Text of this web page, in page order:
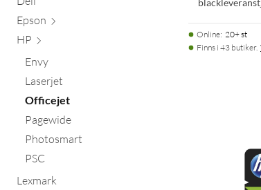
Epson
HP
Envy
Laserjet
Officejet
Pagewide
Photosmart
PSC
Lexmark
Online: 20+ st
Finns i 43 butiker.